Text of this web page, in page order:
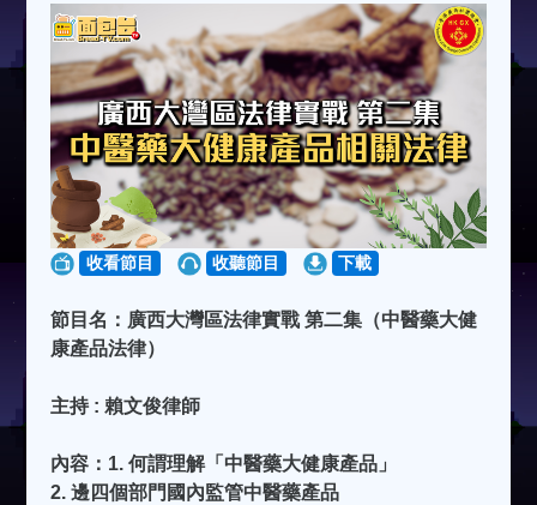
收看節目 收聽節目 下載
節目名：廣西大灣區法律實戰 第二集（中醫藥大健
康產品法律）
主持 : 賴文俊律師
內容：1. 何謂理解「中醫藥大健康產品」
2. 邊四個部門國內監管中醫藥產品